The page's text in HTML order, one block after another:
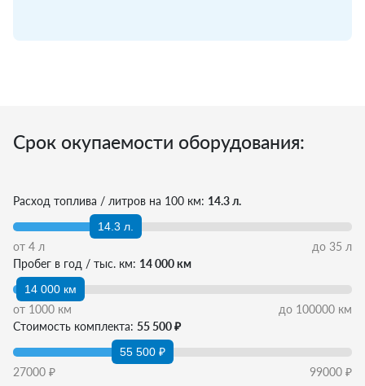
Срок окупаемости оборудования:
Расход топлива / литров на 100 км: 14.3 л.
14.3 л.
от 4 л до 35 л
Пробег в год / тыс. км: 14 000 км
14 000 км
от 1000 км до 100000 км
Стоимость комплекта: 55 500 ₽
55 500 ₽
27000 ₽ 99000 ₽